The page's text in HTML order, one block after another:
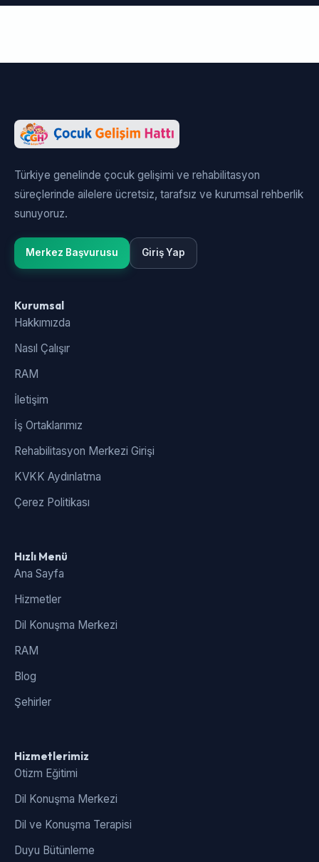
Türkiye genelinde çocuk gelişimi ve rehabilitasyon
süreçlerinde ailelere ücretsiz, tarafsız ve kurumsal rehberlik
sunuyoruz.
Merkez Başvurusu Giriş Yap
Kurumsal
Hakkımızda
Nasıl Çalışır
RAM
İletişim
İş Ortaklarımız
Rehabilitasyon Merkezi Girişi
KVKK Aydınlatma
Çerez Politikası
Hızlı Menü
Ana Sayfa
Hizmetler
Dil Konuşma Merkezi
RAM
Blog
Şehirler
Hizmetlerimiz
Otizm Eğitimi
Dil Konuşma Merkezi
Dil ve Konuşma Terapisi
Duyu Bütünleme